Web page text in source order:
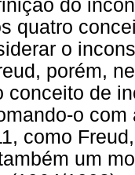
do
quatro
o
porém,
conceito de
o
como
um